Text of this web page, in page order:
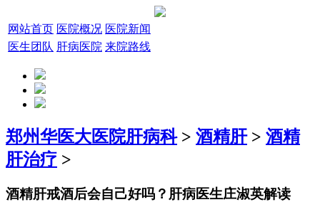
网站首页 医院概况 医院新闻
医生团队 肝病医院 来院路线
郑州华医大医院肝病科> 酒精肝> 酒精
肝治疗 >
酒精肝戒酒后会自己好吗？肝病医生庄淑英解读